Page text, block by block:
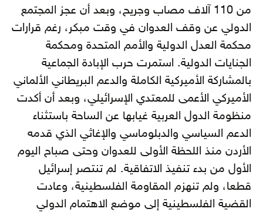
من 110 آلاف مصاب وجريح، وبعد أن عجز المجتمع
الدولي عن وقف العدوان في وقت مبكر، رغم قرارات
محكمة العدل الدولية والأمم المتحدة ومحكمة
الجنايات الدولية. استمرت حرب الإبادة الجماعية
بالمشاركة الأميركية الكاملة والدعم البريطاني الألماني
الأميركي الأعمى للمعتدي الإسرائيلي، وبعد أن أكدت
منظومة الدول العربية غيابها عن الساحة باستثناء
الدعم السياسي والدبلوماسي والإغاثي الذي قدمه
الأردن منذ اللحظة الأولى للعدوان وحتى صباح اليوم
الأول من بدء تنفيذ الاتفاقية. لم تنتصر إسرائيل
قطعا، ولم تنهزم المقاومة الفلسطينية، وعادت
القضية الفلسطينية إلى موضع الاهتمام الدولي